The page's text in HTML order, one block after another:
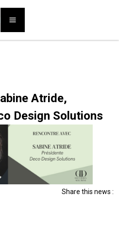
Atride,
Design Solutions
Share this news :